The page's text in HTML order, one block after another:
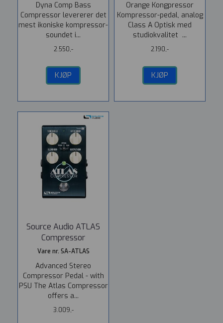
Dyna Comp Bass
Compressor levererer det
mest ikoniske kompressor-
soundet i...
2.550,-
KJØP
Orange Kongpressor
Kompressor-pedal, analog
Class A Optisk med
studiokvalitet ...
2.190,-
KJØP
Source Audio ATLAS
Compressor
Vare nr. SA-ATLAS
Advanced Stereo
Compressor Pedal - with
PSU The Atlas Compressor
offers a...
3.009,-